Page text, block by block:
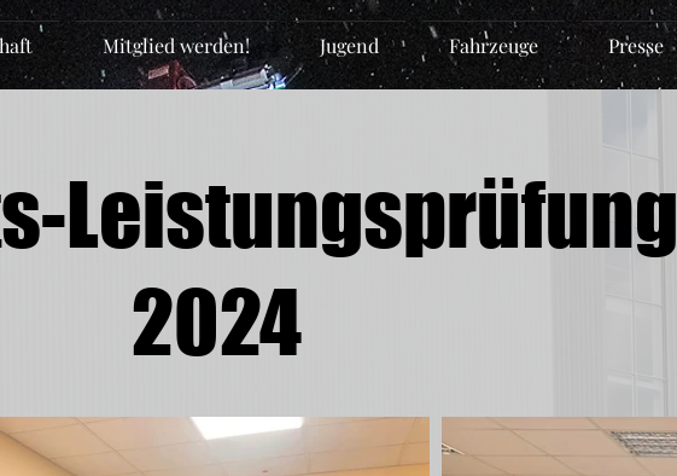
Mitglied werden! Jugend Fahrzeuge Presse
Leistungsprüfung
2024